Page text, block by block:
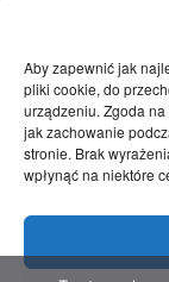
Aby zapewnić jak
pliki cookie, do
urządzeniu. Zgoda
jak zachowanie
stronie. Brak
wpłynąć na niektóre
Zgłoś nam!